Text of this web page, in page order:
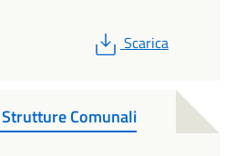
PDF
Scarica
Comunali